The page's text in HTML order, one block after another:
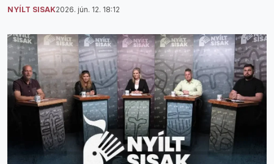
NYÍLT SISAK2026. jún. 12. 18:12